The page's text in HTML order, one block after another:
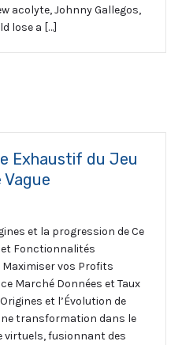
acolyte, Johnny Gallegos,
lose a […]
Exhaustif du Jeu
Vague
et la progression de Ce
et Fonctionnalités
vos Profits
Marché Données et Taux
et l’Évolution de
transformation dans le
virtuels, fusionnant des